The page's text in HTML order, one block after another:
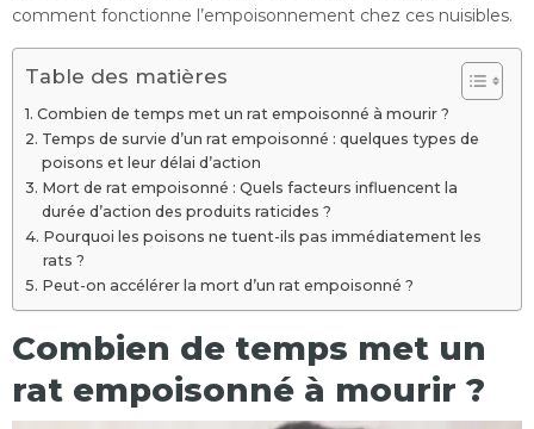
comment fonctionne l’empoisonnement chez ces nuisibles.
Table des matières
Combien de temps met un rat empoisonné à mourir ?
Temps de survie d’un rat empoisonné : quelques types de
poisons et leur délai d’action
Mort de rat empoisonné : Quels facteurs influencent la
durée d’action des produits raticides ?
Pourquoi les poisons ne tuent-ils pas immédiatement les
rats ?
Peut-on accélérer la mort d’un rat empoisonné ?
Combien de temps met un
rat empoisonné à mourir ?